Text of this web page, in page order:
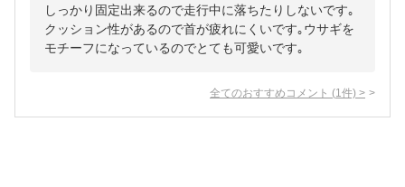
しっかり固定出来るので走行中に落ちたりしないです｡
クッション性があるので首が疲れにくいです｡ウサギを
モチーフになっているのでとても可愛いです｡
全てのおすすめコメント (1 件) >